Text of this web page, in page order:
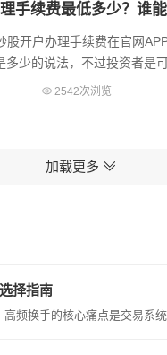
手续费最低多少？谁
股开户办理手续费在官网
少的说法，不过投资者是
理商量沟通降低手续费的，
2542次浏览
加载更多
择指南